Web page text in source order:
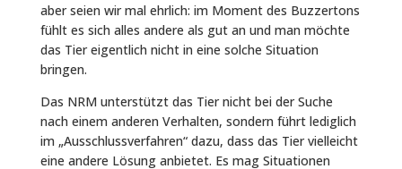
aber seien wir mal ehrlich: im Moment des Buzzertons
fühlt es sich alles andere als gut an und man möchte
das Tier eigentlich nicht in eine solche Situation
bringen.
Das NRM unterstützt das Tier nicht bei der Suche
nach einem anderen Verhalten, sondern führt lediglich
im „Ausschlussverfahren“ dazu, dass das Tier vielleicht
eine andere Lösung anbietet. Es mag Situationen